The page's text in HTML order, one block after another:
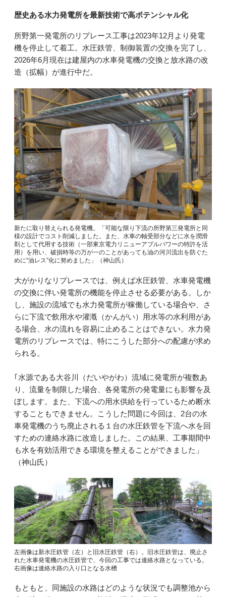
歴史ある水力発電所を最新技術で高ポテンシャル化
所野第一発電所のリプレース工事は2023年12月より発電
機を停止して着工。水圧鉄管、制御装置の交換を完了し、
2026年6月現在は建屋内の水車発電機の交換と放水路の改
造（拡幅）が進行中だ。
新たに取り替えられる発電機。「可能な限り下流の所野第三発電所と同
様の設計でコスト削減しました。また、水車の軸受部分などに水を潤滑
剤として代用する技術（一部東京電力リニューアブルパワーの特許を活
用）を用い、破損時等の万が一のことがあっても油の河川流出を防ぐた
めに“油レス”化に努めました」（神山氏）
大がかりなリプレースでは、例えば水圧鉄管、水車発電機
の交換に伴い発電所の機能を停止させる必要がある。しか
し、施設の流域でも水力発電所が稼働している場合や、さ
らに下流で飲用水や灌漑（かんがい）用水等の水利用があ
る場合、水の流れを容易に止めることはできない。水力発
電所のリプレースでは、特にこうした部分への配慮が求め
られる。
｢水源である大谷川（だいやがわ）流域に発電所が複数あ
り、流量を制限した場合、各発電所の発電量にも影響を及
ぼします。また、下流への用水供給を行っているため断水
することもできません。こうした問題に今回は、2台の水
車発電機のうち廃止される１台の水圧鉄管を下流へ水を回
すための連絡水路に改造しました。この結果、工事期間中
も水を有効活用できる環境を整えることができました」
（神山氏）
左画像は新水圧鉄管（左）と旧水圧鉄管（右）。旧水圧鉄管は、廃止さ
れた水車発電機の水圧鉄管で、今回の工事では連絡水路となっている。
右画像は連絡水路の入り口となる水槽
もともと、同施設の水路はどのような状況でも調整池から